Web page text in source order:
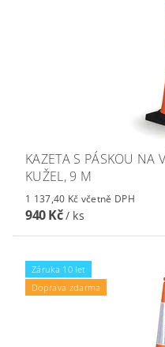
KAZETA S PÁSKOU NA
KUŽEL, 9 M
1 137,40 Kč včetně DPH
940 Kč/ ks
Záruka 10 let
Doprava zdarma